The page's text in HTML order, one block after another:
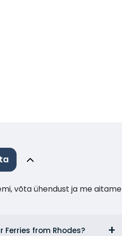
võta ühendust ja me aitame
from Rhodes?